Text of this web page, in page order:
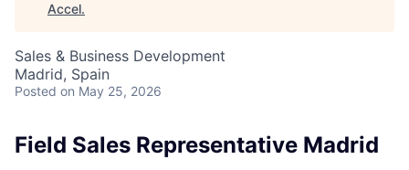
Accel.
Sales & Business Development
Madrid, Spain
Posted on May 25, 2026
Field Sales Representative Madrid